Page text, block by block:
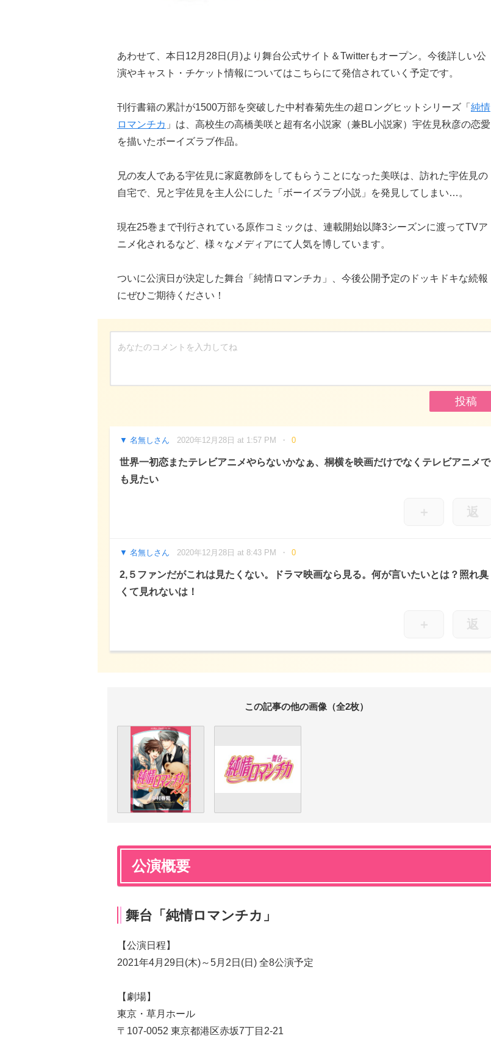
あわせて、本日12月28日(月)より舞台公式サイト＆Twitterもオープン。今後詳しい公
演やキャスト・チケット情報についてはこちらにて発信されていく予定です。
刊行書籍の累計が1500万部を突破した中村春菊先生の超ロングヒットシリーズ「 純情
ロマンチカ 」は、高校生の高橋美咲と超有名小説家（兼BL小説家）宇佐見秋彦の恋愛
を描いたボーイズラブ作品。
兄の友人である宇佐見に家庭教師をしてもらうことになった美咲は、訪れた宇佐見の
自宅で、兄と宇佐見を主人公にした「ボーイズラブ小説」を発見してしまい…。
現在25巻まで刊行されている原作コミックは、連載開始以降3シーズンに渡ってTVア
ニメ化されるなど、様々なメディアにて人気を博しています。
ついに公演日が決定した舞台「純情ロマンチカ」、今後公開予定のドッキドキな続報
にぜひご期待ください！
名無しさん 2020年12月28日 at 1:57 PM 0
世界一初恋またテレビアニメやらないかなぁ、桐横を映画だけでなくテレビアニメで
も見たい
＋ 返
名無しさん 2020年12月28日 at 8:43 PM 0
2,５ファンだがこれは見たくない。ドラマ映画なら見る。何が言いたいとは？照れ臭
くて見れないは！
＋ 返
この記事の他の画像（全2枚）
公演概要
舞台「純情ロマンチカ」
【公演日程】
2021年4月29日(木)～5月2日(日) 全8公演予定
【劇場】
東京・草月ホール
〒107-0052 東京都港区赤坂7丁目2-21